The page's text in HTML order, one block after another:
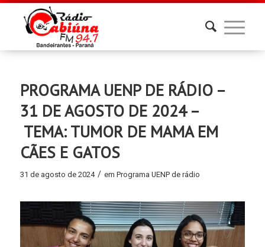
PROGRAMA UENP DE RÁDIO –
31 DE AGOSTO DE 2024 –
TEMA: TUMOR DE MAMA EM
CÃES E GATOS
31 de agosto de 2024 / em Programa UENP de rádio